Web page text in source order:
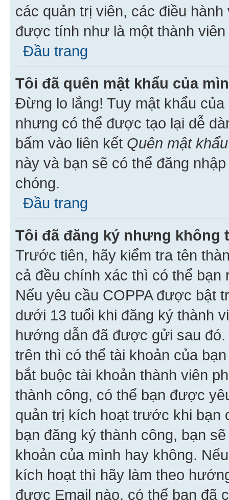
các quản trị viên, các điều
được tính như là một thành viên
Đầu trang
Tôi đã quên mật khẩu của
Đừng lo lắng! Tuy mật khẩu
nhưng có thể được tạo lại dễ
bấm vào liên kết Quên mật khẩu
này và bạn sẽ có thể đăng
chóng.
Đầu trang
Tôi đã đăng ký nhưng không
Trước tiên, hãy kiểm tra tên
cả đều chính xác thì có thể
Nếu yêu cầu COPPA được bật
dưới 13 tuổi khi đăng ký thành
hướng dẫn đã được gửi sau
trên thì có thể tài khoản của
bắt buộc tài khoản thành viên
thành công, có thể bạn được
quản trị kích hoạt trước khi bạn
bạn đăng ký thành công, bạn
khoản của mình hay không.
kích hoạt thì hãy làm theo
được Email nào, có thể bạn đã